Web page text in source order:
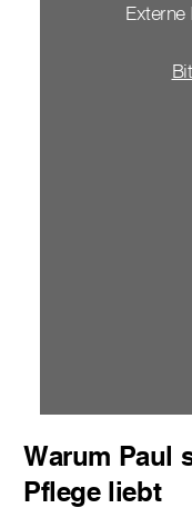
Externe
Warum Paul
Pflege liebt